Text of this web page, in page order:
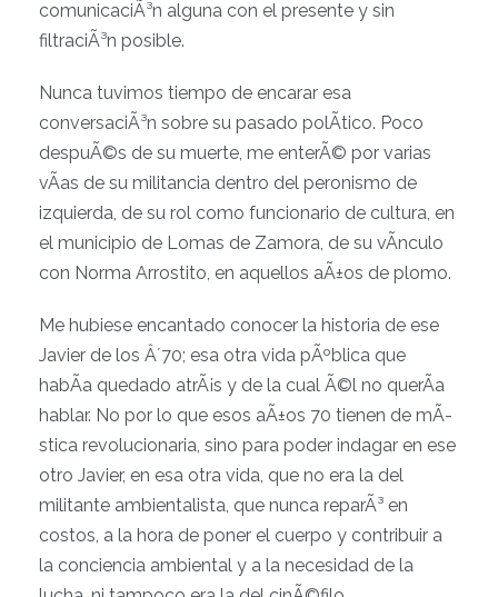
comunicaciÃ³n alguna con el presente y sin
filtraciÃ³n posible.
Nunca tuvimos tiempo de encarar esa
conversaciÃ³n sobre su pasado polÃ­tico. Poco
despuÃ©s de su muerte, me enterÃ© por varias
vÃ­as de su militancia dentro del peronismo de
izquierda, de su rol como funcionario de cultura, en
el municipio de Lomas de Zamora, de su vÃ­nculo
con Norma Arrostito, en aquellos aÃ±os de plomo.
Me hubiese encantado conocer la historia de ese
Javier de los Â´70; esa otra vida pÃºblica que
habÃ­a quedado atrÃ¡s y de la cual Ã©l no querÃ­a
hablar. No por lo que esos aÃ±os 70 tienen de mÃ­
stica revolucionaria, sino para poder indagar en ese
otro Javier, en esa otra vida, que no era la del
militante ambientalista, que nunca reparÃ³ en
costos, a la hora de poner el cuerpo y contribuir a
la conciencia ambiental y a la necesidad de la